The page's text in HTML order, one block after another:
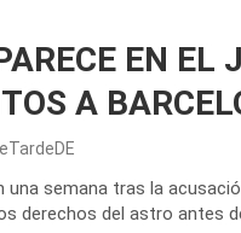
EN EL
A
semana tras la
derechos del astro antes